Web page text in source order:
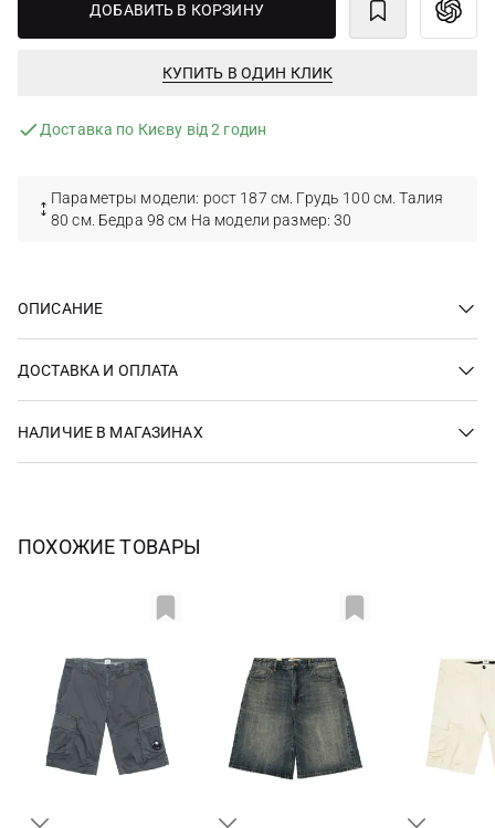
ДОБАВИТЬ В КОРЗИНУ
КУПИТЬ В ОДИН КЛИК
Доставка по Києву від 2 годин
Параметры модели: рост 187 см. Грудь 100 см. Талия
80 см. Бедра 98 см На модели размер: 30
ОПИСАНИЕ
ДОСТАВКА И ОПЛАТА
НАЛИЧИЕ В МАГАЗИНАХ
ПОХОЖИЕ ТОВАРЫ